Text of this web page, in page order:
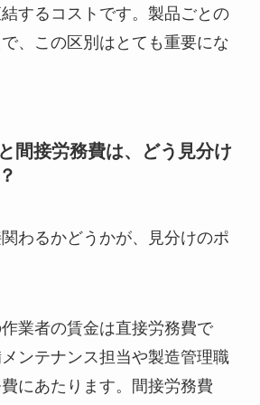
するコストです。製品ごとの
、この区別はとても重要にな
間接労務費は、どう見分け
わるかどうかが、見分けのポ
業者の賃金は直接労務費で
ンテナンス担当や製造管理職
にあたります。間接労務費